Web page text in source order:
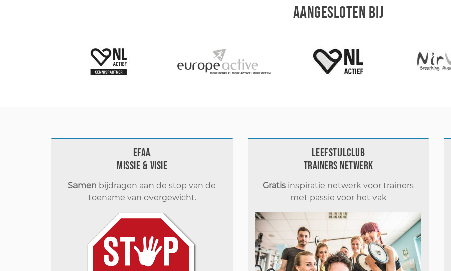
AANGESLOTEN BIJ
EFAA
Missie & visie
Samen bijdragen aan de stop van de
toename van overgewicht.
Leefstijlclub
Trainers Netwerk
Gratis inspiratie netwerk voor trainers
met passie voor het vak